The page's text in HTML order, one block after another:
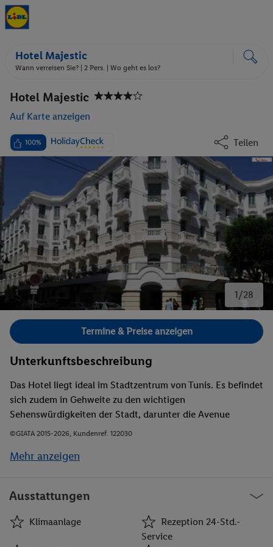
Hotel Majestic
Wann verreisen Sie? | 2 Pers. | Wo geht es los?
Hotel Majestic
Auf Karte anzeigen
100% Teilen
1/28
Bild 1 von 28.
Termine & Preise anzeigen
Unterkunftsbeschreibung
Das Hotel liegt ideal im Stadtzentrum von Tunis. Es befindet
sich zudem in Gehweite zu den wichtigen
Sehenswürdigkeiten der Stadt, darunter die Avenue
Bourguiba und die Medina. Das Bardo Museum, das für
Fahrminuten erreicht. Die Fahrt zum historischen Dorf Sidi
Karthago sind es rund 15 Fahrminuten.
©GIATA 2015-2026, Kundenref. 122030
Mehr anzeigen
Ausstattungen
Klimaanlage
Rezeption 24-Std.-
Service